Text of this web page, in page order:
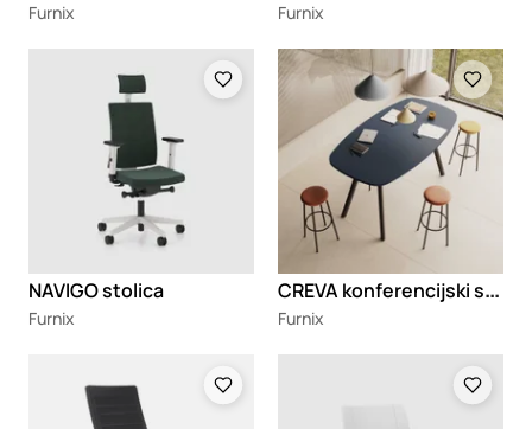
Furnix Furnix
NAVIGO stolica
Furnix
Loading
C
REVA konferencijski sto
Furnix